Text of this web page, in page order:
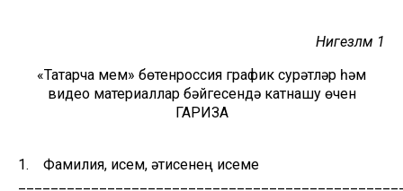
Нигезләмә 1
«Татарча мем» бөтенроссия график сурәтләр һәм
видео материаллар бәйгесендә катнашу өчен
ГАРИЗА
1. Фамилия, исем, әтисенең исеме